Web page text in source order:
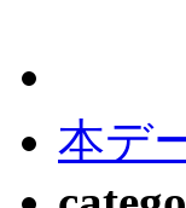
本デ